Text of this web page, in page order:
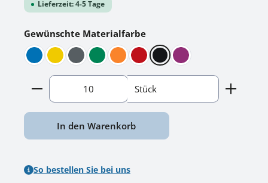
Lieferzeit: 4-5 Tage
Gewünschte Materialfarbeauswählen
Blau Gelb GrauGrünOrange
Rot SchwarzViolett
Produkt Anzahl: Gib den gewünschten Wert
Stück
In den Warenkorb
So bestellen Sie bei uns